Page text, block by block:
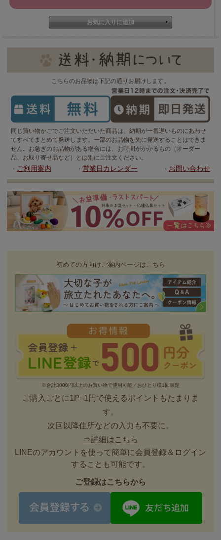
こちらのお品物は下記の通りお届けします。
同じ買い物かごでご注文いただいた商品は、納期が一番遅いものにあわせ
てすべてまとめて発送します。一部のお品物を先に発送することはできま
せん。お急ぎのお品物がある場合には、お時間がかかるもの（オーダー
品、お取り寄せ品など）とは別にご注文ください。
・ ご利用案内 ・ 営業日カレンダー ・ お問い合わせ
初めての方向けご案内ページはこちら
※合計3000円以上のお買い物で使用可能／おひとり様1回限定
ご購入ごとに1P=1円で使えるポイントもたまりま
す。
次回以降住所などの入力も不要に。
⇒詳細はこちら
LINEのアカウントを使って簡単に会員登録＆ログイン
することも可能です。
ご登録はこちらから